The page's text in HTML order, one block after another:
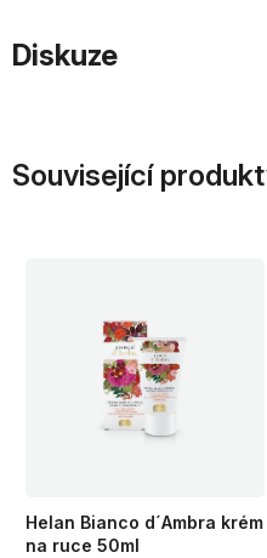
Diskuze
Související
Helan Bianco d´Ambra krém
na ruce 50ml